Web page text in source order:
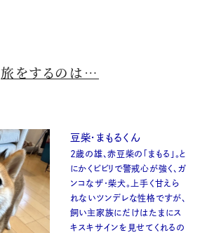
旅をするのは…
豆柴・まもるくん
２歳の雄、赤豆柴の「まもる」。と
にかくビビリで警戒心が強く、ガ
ンコなザ・柴犬。上手く甘えら
れないツンデレな性格ですが、
飼い主家族にだけはたまにス
キスキサインを見せてくれるの